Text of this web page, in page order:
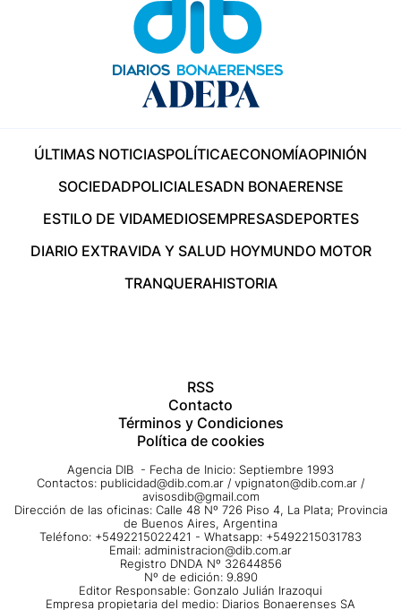
ÚLTIMAS NOTICIASPOLÍTICAECONOMÍAOPINIÓN
SOCIEDADPOLICIALESADN BONAERENSE
ESTILO DE VIDAMEDIOSEMPRESASDEPORTES
DIARIO EXTRAVIDA Y SALUD HOYMUNDO MOTOR
TRANQUERAHISTORIA
RSS
Contacto
Términos y Condiciones
Política de cookies
Agencia DIB - Fecha de Inicio: Septiembre 1993
Contactos: publicidad@dib.com.ar / vpignaton@dib.com.ar /
avisosdib@gmail.com
Dirección de las oficinas: Calle 48 Nº 726 Piso 4, La Plata; Provincia
de Buenos Aires, Argentina
Teléfono: +5492215022421 - Whatsapp: +5492215031783
Email: administracion@dib.com.ar
Registro DNDA Nº 32644856
Nº de edición: 9.890
Editor Responsable: Gonzalo Julián Irazoqui
Empresa propietaria del medio: Diarios Bonaerenses SA